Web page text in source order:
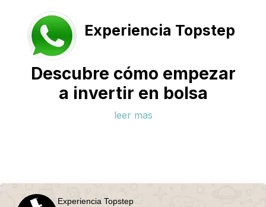
Experiencia Topstep
Descubre cómo empezar
a invertir en bolsa
leer mas
Experiencia Topstep